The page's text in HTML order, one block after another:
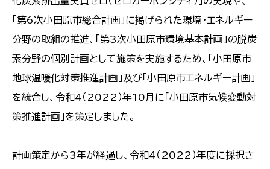
「第6次小田原市総合計画」に掲げられた環境・エネルギー
分野の取組の推進、「第3次小田原市環境基本計画」の脱炭
素分野の個別計画として施策を実施するため、「小田原市
地球温暖化対策推進計画」及び「小田原市エネルギー計画」
を統合し、令和4（2022）年10月に「小田原市気候変動対
策推進計画」を策定しました。
計画策定から3年が経過し、令和4（2022）年度に採択さ